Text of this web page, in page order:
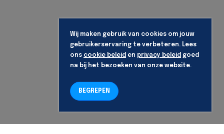
Wij maken gebruik van cookies om jouw
gebruikerservaring te verbeteren. Lees
ons cookie beleid en privacy beleid goed
na bij het bezoeken van onze website.
BEGREPEN